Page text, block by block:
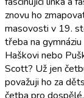
znovu ho
masovosti v 19.
třeba na
Haškovi nebo
Scott? Už jen
považuji ho za
četba pro